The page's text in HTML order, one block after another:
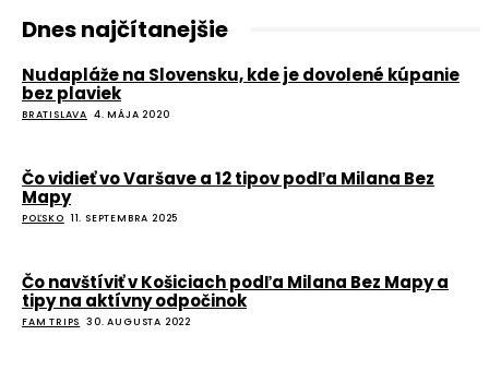
Dnes najčítanejšie
Nudapláže na Slovensku, kde je dovolené kúpanie
bez plaviek
BRATISLAVA 4. MÁJA 2020
Čo vidieť vo Varšave a 12 tipov podľa Milana Bez
Mapy
POĽSKO 11. SEPTEMBRA 2025
Čo navštíviť v Košiciach podľa Milana Bez Mapy a
tipy na aktívny odpočinok
FAM TRIPS 30. AUGUSTA 2022